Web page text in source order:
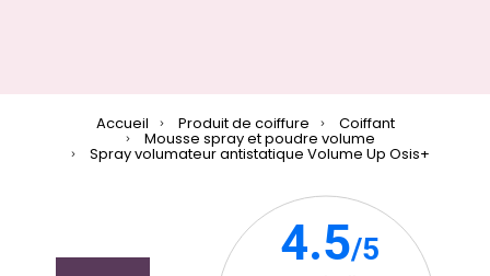
Accueil Produit de coiffure Coiffant
Mousse spray et poudre volume
Spray volumateur antistatique Volume Up Osis+